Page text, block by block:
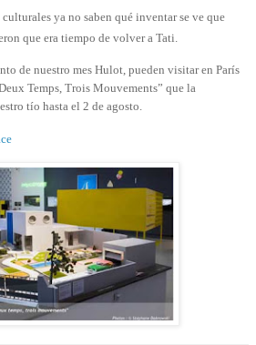
ya no saben qué inventar se ve que
que era tiempo de volver a Tati.
de nuestro mes Hulot, pueden visitar en París
Temps, Trois Mouvements” que la
tío hasta el 2 de agosto.